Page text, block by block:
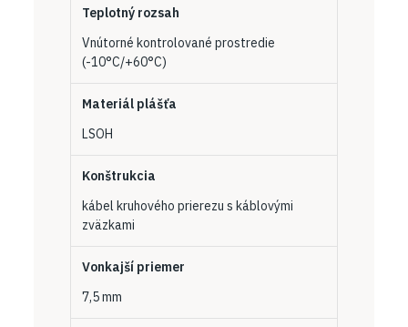
Teplotný rozsah
Vnútorné kontrolované prostredie
(-10°C/+60°C)
Materiál plášťa
LSOH
Konštrukcia
kábel kruhového prierezu s káblovými
zväzkami
Vonkajší priemer
7,5 mm